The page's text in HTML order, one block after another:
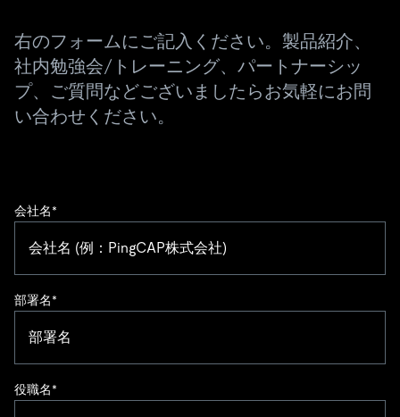
右のフォームにご記入ください。製品紹介、
社内勉強会/トレーニング、パートナーシッ
プ、ご質問などございましたらお気軽にお問
い合わせください。
会社名*
部署名*
役職名*